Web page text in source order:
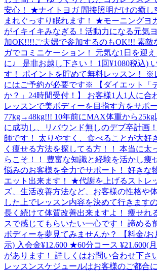
安心！ ★ナイトヨガ 間接照明だけの癒し
まれぐっすり眠れます！ ★モーニングヨ
がイキイキみなぎる！活動力になる元気
加OK!!!!ご夫婦で参加するのもOK!!! 素敵
ガでコミニケーション！ 元気な1日を迎
に♩ 是非お越し下さい！ 1回¥1080税込)
す！ ポイントを貯めて無料レッスン！ ※
にはご予約が必要です※ 【ダイエット「
か？」24時間受付！】 お客様1人1人に合
レッスンで美ボディーを目指す方をサポ
77kg→48kg!!! 10年前にMAX体重から25kg
に成功し、リバウンド無しのデブ卒計画
師です！ 太りやすく、食べることが大好
く痩せる方法を探してる方！！ 本当に太
らこそ！！ 豊富な知識と経験を活かし痩
悩みのお客様を全力でサポート！ 好きな
エット出来ます！ ★代謝を上げるストレ
ズ、生活改善方法など、お客様の性格や
した上でレッスン内容を決めて行きます
長く続けて体質改善出来ますよ！ 痩せれ
スで感じてもらいたい一心です！ 諦める
ボディーを夢見てみませんか？ 【料金/お
示) 入会金¥12.600 ★60分コース ¥21.600(
があります！ 詳しくはお問い合わせ下
レッスンスケジュールはお客様のご都合